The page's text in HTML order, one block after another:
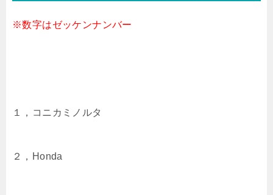
※数字はゼッケンナンバー
１，コニカミノルタ
２，Honda